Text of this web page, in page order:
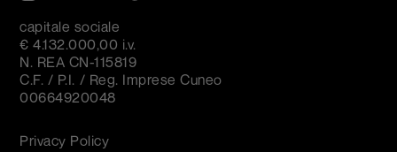
capitale sociale
€ 4.132.000,00 i.v.
N. REA CN-115819
C.F. / P.I. / Reg. Imprese Cuneo
00664920048
Privacy Policy